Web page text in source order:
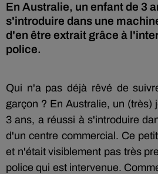
En Australie, un enfant de 3
s'introduire dans une
d'en être extrait grâce à
police.
Qui n'a pas déjà rêvé de
garçon ? En Australie, un (très)
3 ans, a réussi à s'introduire
d'un centre commercial. Ce
et n'était visiblement pas très
police qui est intervenue.